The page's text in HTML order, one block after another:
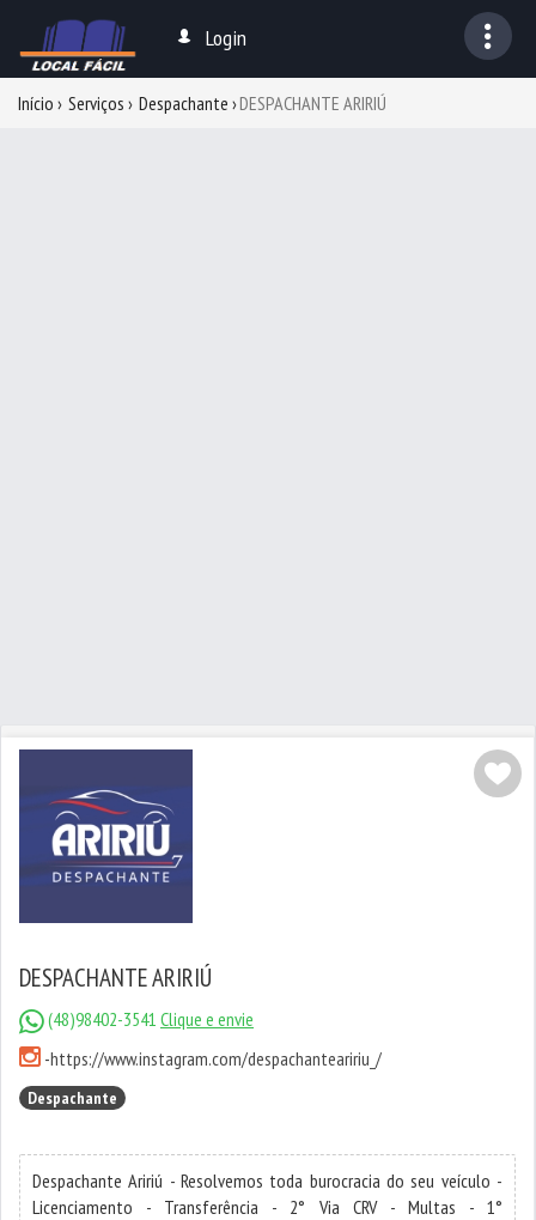
Login
Início Serviços Despachante DESPACHANTE ARIRIÚ
DESPACHANTE ARIRIÚ
(48)98402-3541 Clique e envie
-https://www.instagram.com/despachanteaririu_/
Despachante
Despachante Aririú - Resolvemos toda burocracia do seu veículo -
Licenciamento - Transferência - 2° Via CRV - Multas - 1°